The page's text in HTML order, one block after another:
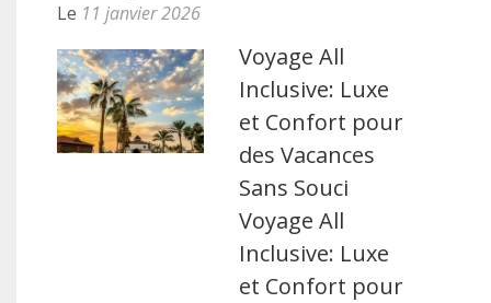
Le 11 janvier 2026
Voyage All
Inclusive: Luxe
et Confort pour
des Vacances
Sans Souci
Voyage All
Inclusive: Luxe
et Confort pour